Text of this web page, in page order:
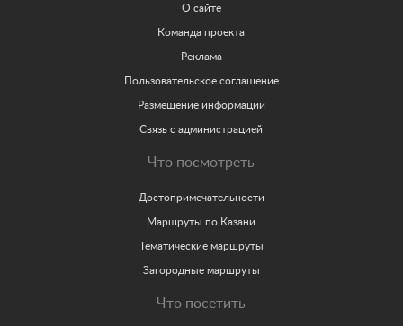
О сайте
Команда проекта
Реклама
Пользовательское соглашение
Размещение информации
Связь с администрацией
Что посмотреть
Достопримечательности
Маршруты по Казани
Тематические маршруты
Загородные маршруты
Что посетить